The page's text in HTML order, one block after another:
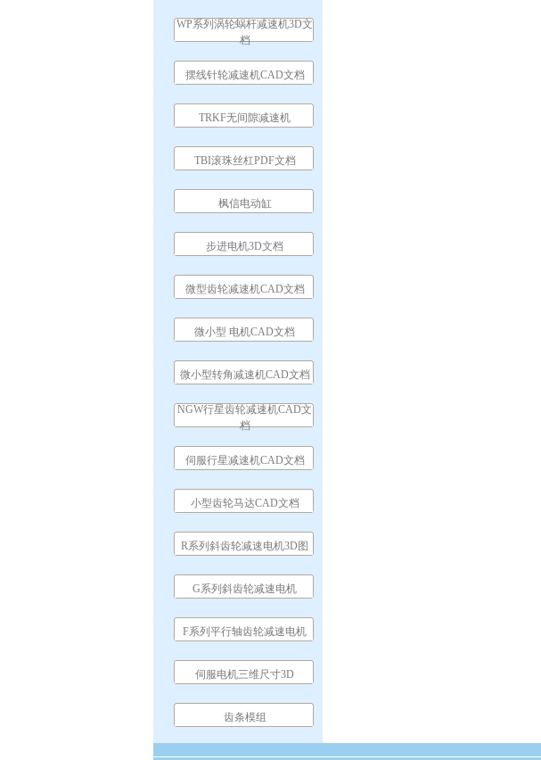
WP系列涡轮蜗杆减速机3D文
档
摆线针轮减速机CAD文档
TRKF无间隙减速机
TBI滚珠丝杠PDF文档
枫信电动缸
步进电机3D文档
微型齿轮减速机CAD文档
微小型 电机CAD文档
微小型转角减速机CAD文档
NGW行星齿轮减速机CAD文
档
伺服行星减速机CAD文档
小型齿轮马达CAD文档
R系列斜齿轮减速电机3D图
G系列斜齿轮减速电机
F系列平行轴齿轮减速电机
伺服电机三维尺寸3D
齿条模组